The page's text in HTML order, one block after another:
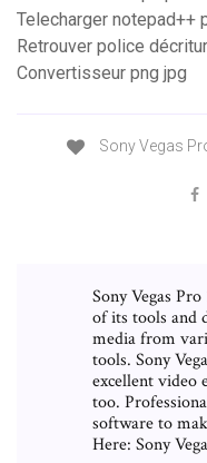
Telecharger notepad++
Retrouver police
Convertisseur png jpg
Sony Vegas
Sony Vegas
of its tools and
media from
tools. Sony
excellent video
too.
software to
Here: Sony